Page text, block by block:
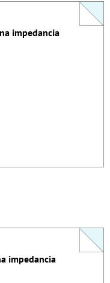
impedancia
75
se autoexplica.
impedancia
76
se autoexplica.